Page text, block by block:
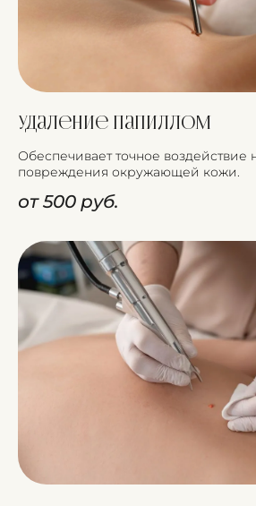
Удаление папиллом
Обеспечивает точное воздействие
повреждения окружающей кожи.
от 500 руб.